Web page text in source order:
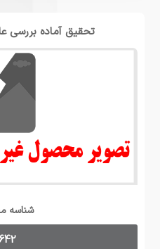
تحقیق آماده بررسی
شناسه